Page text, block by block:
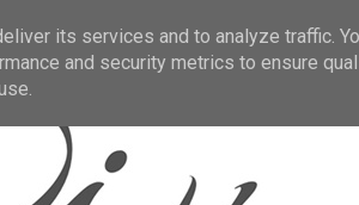
its services and to analyze traffic.
and security metrics to ensure